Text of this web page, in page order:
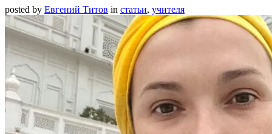
posted by Евгений Титов in статьи, учителя